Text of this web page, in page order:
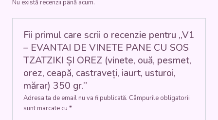
SOS
pesmet,
castraveți,
usturoi,
Nu există recenzii până acum.
Fii primul care scrii o recenzie pentru „V1
– EVANTAI DE VINETE PANE CU SOS
TZATZIKI ȘI OREZ (vinete, ouă, pesmet,
orez, ceapă, castraveți, iaurt, usturoi,
mărar) 350 gr.”
Adresa ta de email nu va fi publicată. Câmpurile obligatorii
sunt marcate cu *